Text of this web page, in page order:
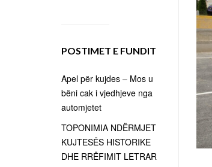
POSTIMET E FUNDIT
Apel për kujdes – Mos u
bëni cak i vjedhjeve nga
automjetet
TOPONIMIA NDËRMJET
KUJTESËS HISTORIKE
DHE RRËFIMIT LETRAR